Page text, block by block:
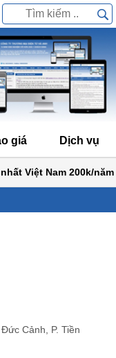
giá Dịch vụ
Việt Nam 200k/năm
Cảnh, P. Tiền